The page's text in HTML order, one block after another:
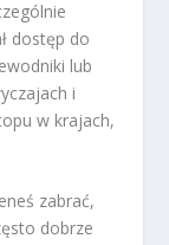
dostęp do
lub
i
w krajach,
zabrać,
dobrze